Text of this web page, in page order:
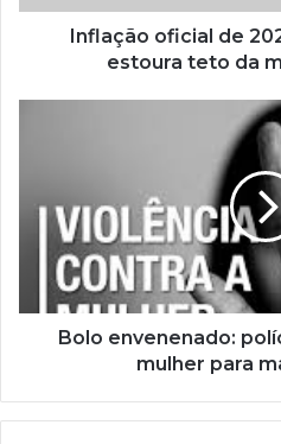
Inflação oficial de
estoura teto da
Bolo envenenado:
mulher para